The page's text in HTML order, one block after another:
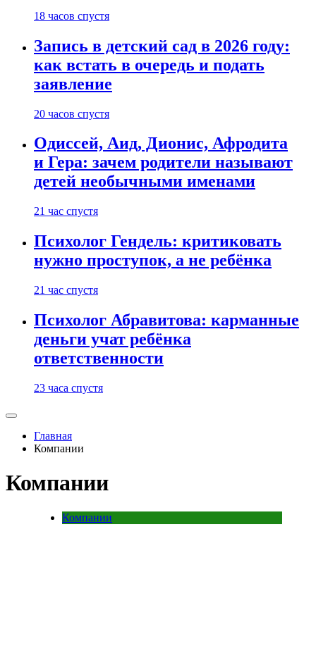
18 часов спустя
Запись в детский сад в 2026 году:
как встать в очередь и подать
заявление
20 часов спустя
Одиссей, Аид, Дионис, Афродита
и Гера: зачем родители называют
детей необычными именами
21 час спустя
Психолог Гендель: критиковать
нужно проступок, а не ребёнка
21 час спустя
Психолог Абравитова: карманные
деньги учат ребёнка
ответственности
23 часа спустя
Главная
Компании
Компании
Компании